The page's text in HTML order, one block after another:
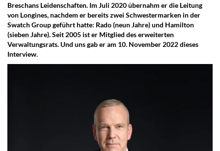
Breschans Leidenschaften. Im Juli 2020 übernahm er die Leitung
von Longines, nachdem er bereits zwei Schwestermarken in der
Swatch Group geführt hatte: Rado (neun Jahre) und Hamilton
(sieben Jahre). Seit 2005 ist er Mitglied des erweiterten
Verwaltungsrats. Und uns gab er am 10. November 2022 dieses
Interview.